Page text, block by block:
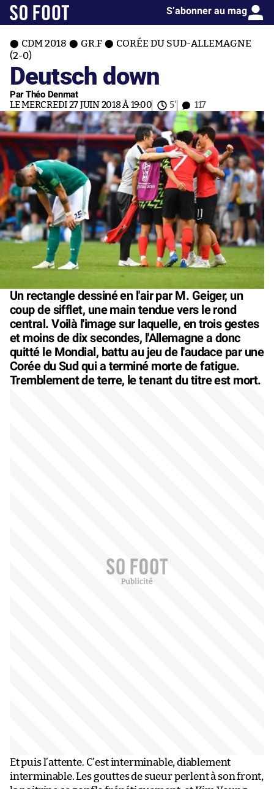
S’abonner au mag
CDM 2018 GR.F
CORÉE DU SUD-ALLEMAGNE
(2-0)
Deutsch down
Par Théo Denmat
LE MERCREDI 27 JUIN 2018 À 19:00 5' 117
Un rectangle dessiné en l'air par M. Geiger, un
coup de sifflet, une main tendue vers le rond
central. Voilà l'image sur laquelle, en trois gestes
et moins de dix secondes, l'Allemagne a donc
quitté le Mondial, battu au jeu de l'audace par une
Corée du Sud qui a terminé morte de fatigue.
Tremblement de terre, le tenant du titre est mort.
Et puis l’attente. C’est interminable, diablement
interminable. Les gouttes de sueur perlent à son front,